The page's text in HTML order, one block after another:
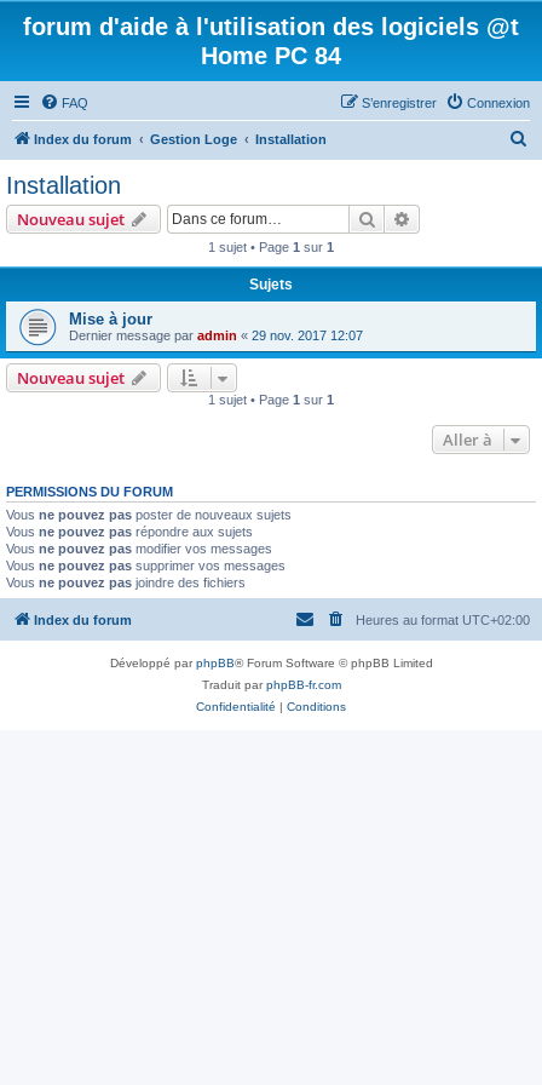
forum d'aide à l'utilisation des logiciels @t
Home PC 84
FAQ Connexion
S’enregistrer
Index du forum Gestion Loge Installation
Installation
Nouveau sujet Rechercher
1 sujet • Page 1 sur 1
Sujets
Mise à jour
Dernier message par admin « 29 nov. 2017 12:07
Nouveau sujet
1 sujet • Page 1 sur 1
Aller à
PERMISSIONS DU FORUM
Vous ne pouvez pas poster de nouveaux sujets
Vous ne pouvez pas répondre aux sujets
Vous ne pouvez pas modifier vos messages
Vous ne pouvez pas supprimer vos messages
Vous ne pouvez pas joindre des fichiers
Index du forum Heures au format UTC+02:00
Développé parphpBB® Forum Software © phpBB Limited
Traduit parphpBB-fr.com
Confidentialité | Conditions